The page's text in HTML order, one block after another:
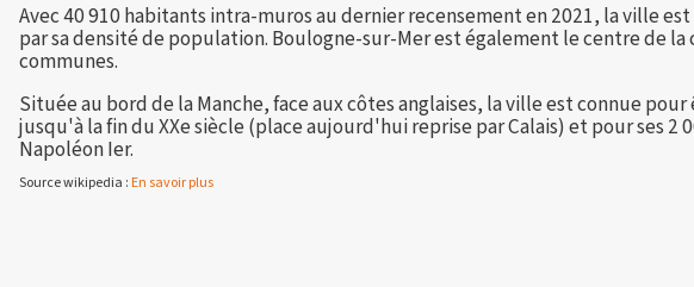
Avec 40 910 habitants intra-muros au dernier recensement en 2021, la ville
par sa densité de population. Boulogne-sur-Mer est également le centre de
communes.
Située au bord de la Manche, face aux côtes anglaises, la ville est connue
jusqu'à la fin du XXe siècle (place aujourd'hui reprise par Calais) et pour ses
Napoléon Ier.
Source wikipedia : En savoir plus